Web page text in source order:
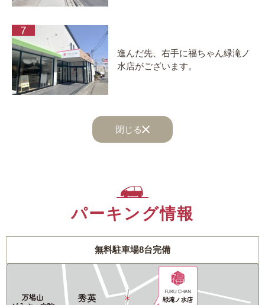
進んだ先、右手に福ちゃん緑滝ノ
水店がございます。
閉じる
パーキング情報
無料駐車場8台完備